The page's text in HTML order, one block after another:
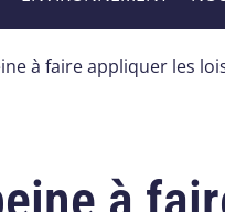
à faire appliquer les